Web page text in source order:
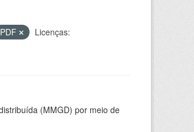
PDF
Licenças:
(MMGD) por meio de